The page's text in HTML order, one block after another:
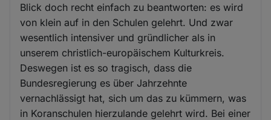
Blick doch recht einfach zu beantworten: es wird
von klein auf in den Schulen gelehrt. Und zwar
wesentlich intensiver und gründlicher als in
unserem christlich-europäischem Kulturkreis.
Deswegen ist es so tragisch, dass die
Bundesregierung es über Jahrzehnte
vernachlässigt hat, sich um das zu kümmern, was
in Koranschulen hierzulande gelehrt wird. Bei einer